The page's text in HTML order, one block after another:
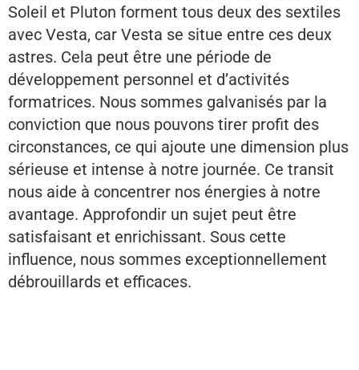
Soleil et Pluton forment tous deux des sextiles
avec Vesta, car Vesta se situe entre ces deux
astres. Cela peut être une période de
développement personnel et d’activités
formatrices. Nous sommes galvanisés par la
conviction que nous pouvons tirer profit des
circonstances, ce qui ajoute une dimension plus
sérieuse et intense à notre journée. Ce transit
nous aide à concentrer nos énergies à notre
avantage. Approfondir un sujet peut être
satisfaisant et enrichissant. Sous cette
influence, nous sommes exceptionnellement
débrouillards et efficaces.